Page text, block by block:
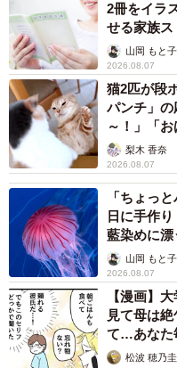
2冊をイラ
せる家族ス
山岡 もと子
2026.08.07
猫2匹が段
パンチ」
～！」「
梨木 香奈
2026.08.07
「ちょっ
日に手作
藍染めに
ごい」山岡 もと子
2026.08.07
【漫画】
見て母は
て…あなた
松波 穂乃圭